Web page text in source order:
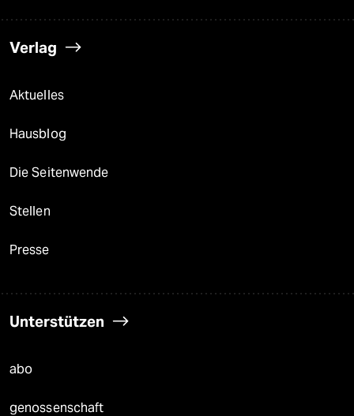
Verlag
Aktuelles
Hausblog
Die Seitenwende
Stellen
Presse
Unterstützen
abo
genossenschaft